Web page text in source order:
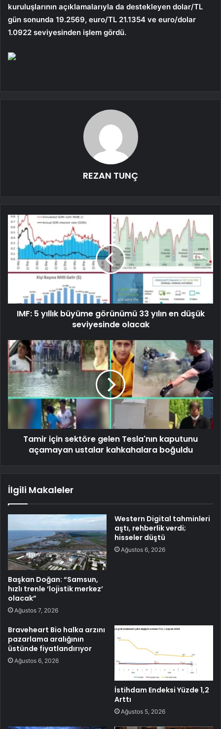
kuruluşlarının açıklamalarıyla da destekleyen dolar/TL
gün sonunda 19.2569, euro/TL 21.1354 ve euro/dolar
1.0922 seviyesinden işlem gördü.
REZAN TUNÇ
IMF: 5 yıllık büyüme görünümü 33 yılın en düşük
seviyesinde olacak
Tamir için sektöre gelen Tesla'nın kaputunu
açamayan ustalar kahkahalara boğuldu
İlgili Makaleler
Başkan Doğan: “Samsun,
hızlı trenle ‘lojistik merkez’
olacak”
Ağustos 7, 2026
Western Digital tahminleri
aştı, rehberlik verdi;
hisseler düştü
Ağustos 6, 2026
Braveheart Bio halka arzını
pazarlama aralığının
üstünde fiyatlandırıyor
Ağustos 6, 2026
İstihdam Endeksi Yüzde 1,2
Arttı
Ağustos 5, 2026